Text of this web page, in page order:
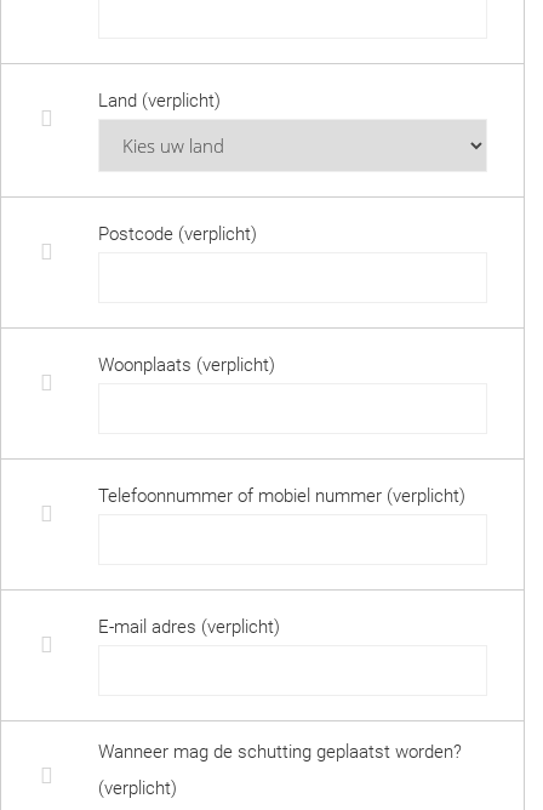
Land (verplicht)
Postcode (verplicht)
Woonplaats (verplicht)
Telefoonnummer of mobiel nummer (verplicht)
E-mail adres (verplicht)
Wanneer mag de schutting geplaatst worden?
(verplicht)